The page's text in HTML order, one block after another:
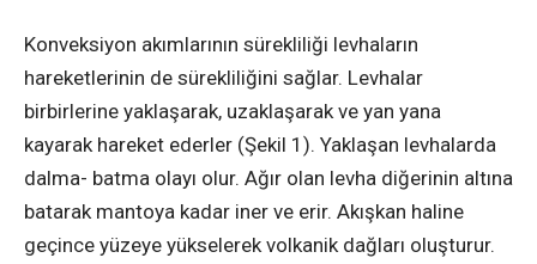
Konveksiyon akımlarının sürekliliği levhaların
hareketlerinin de sürekliliğini sağlar. Levhalar
birbirlerine yaklaşarak, uzaklaşarak ve yan yana
kayarak hareket ederler (Şekil 1). Yaklaşan levhalarda
dalma- batma olayı olur. Ağır olan levha diğerinin altına
batarak mantoya kadar iner ve erir. Akışkan haline
geçince yüzeye yükselerek volkanik dağları oluşturur.